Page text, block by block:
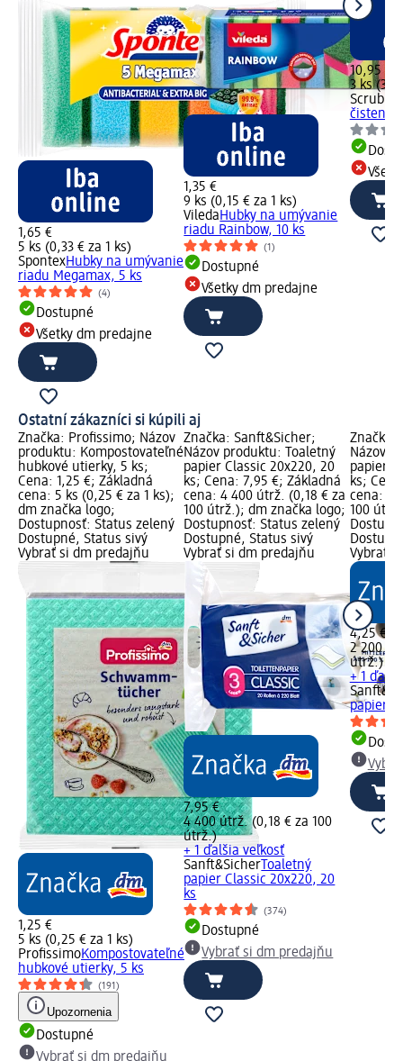
1,65 €
5 ks (0,33 € za 1 ks)
SpontexHubky na umývanie
riadu Megamax, 5 ks
(4)
Dostupné
Všetky dm predajne
1,35 €
9 ks (0,15 € za 1 ks)
ViledaHubky na umývanie
riadu Rainbow, 10 ks
(1)
Dostupné
Všetky dm predajne
10,95 €
3 ks
Scrub
čistenie
Ostatní zákazníci si kúpili aj
Značka: Profissimo; Názov
produktu: Kompostovateľné
hubkové utierky, 5 ks;
Cena: 1,25 €; Základná
cena: 5 ks (0,25 € za 1 ks);
dm značka logo;
Dostupnosť: Status zelený
Dostupné, Status sivý
Vybrať si dm predajňu
1,25 €
5 ks (0,25 € za 1 ks)
ProfissimoKompostovateľné
hubkové utierky, 5 ks
(191)
Upozornenia
Dostupné
Vybrať si dm predajňu
Značka: Sanft&Sicher;
Názov produktu: Toaletný
papier Classic 20x220, 20
ks; Cena: 7,95 €; Základná
cena: 4 400 útrž. (0,18 € za
100 útrž.); dm značka logo;
Dostupnosť: Status zelený
Dostupné, Status sivý
Vybrať si dm predajňu
7,95 €
4 400 útrž. (0,18 € za 100
útrž.)
+ 1 ďalšia veľkosť
Sanft&SicherToaletný
papier Classic 20x220, 20
ks
(374)
Dostupné
Vybrať si dm predajňu
Značka:
Názov
papier
ks;
cena: 2
100
Vybrať
4,25 €
2 200
útrž.)
+ 1
papier